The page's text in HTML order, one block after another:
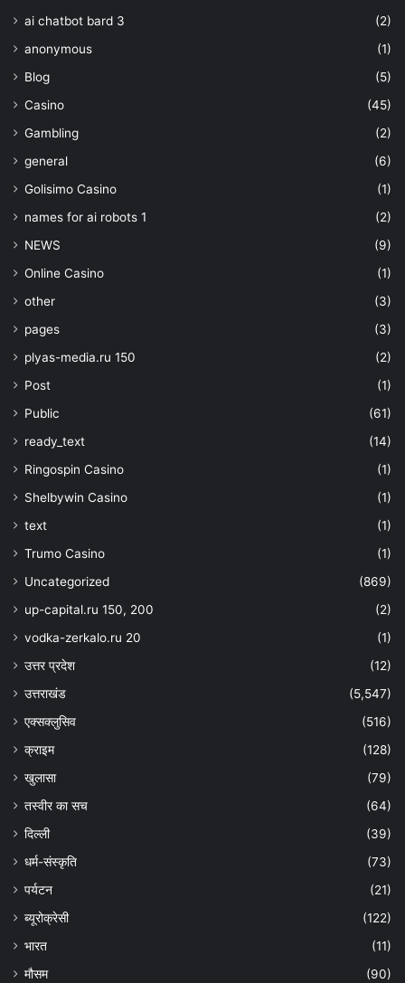
ai chatbot bard 3
(2)
anonymous
(1)
Blog
(5)
Casino
(45)
Gambling
(2)
general
(6)
Golisimo Casino
(1)
names for ai robots 1
(2)
NEWS
(9)
Online Casino
(1)
other
(3)
pages
(3)
plyas-media.ru 150
(2)
Post
(1)
Public
(61)
ready_text
(14)
Ringospin Casino
(1)
Shelbywin Casino
(1)
text
(1)
Trumo Casino
(1)
Uncategorized
(869)
up-capital.ru 150, 200
(2)
vodka-zerkalo.ru 20
(1)
उत्तर प्रदेश
(12)
उत्तराखंड
(5,547)
एक्सक्लुसिव
(516)
क्राइम
(128)
खुलासा
(79)
तस्वीर का सच
(64)
दिल्ली
(39)
धर्म-संस्कृति
(73)
पर्यटन
(21)
ब्यूरोक्रेसी
(122)
भारत
(11)
मौसम
(90)